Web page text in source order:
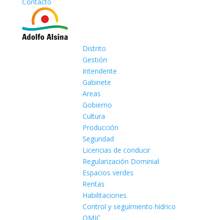
Distrito
Gestión
Intendente
Gabinete
Areas
Gobierno
Cultura
Producción
Seguridad
Licencias de conducir
Regularización Dominial
Espacios verdes
Rentas
Habilitaciones
Control y seguimiento hídrico
OMIC